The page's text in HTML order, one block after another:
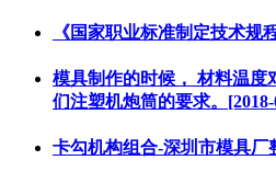
《国家职业标准制定技术规
模具制作的时候， 材料温度
们注塑机炮筒的要求。[2018-
卡勾机构组合-深圳市模具厂